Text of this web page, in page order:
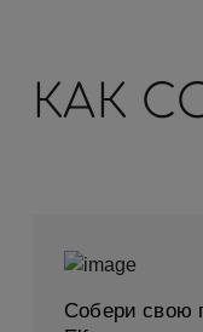
КАК
Собери свою